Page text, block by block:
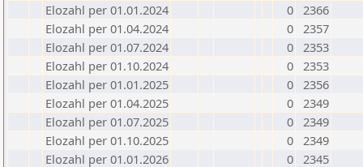
Elozahl per 01.01.2024
0 2366
Elozahl per 01.04.2024
0 2357
Elozahl per 01.07.2024
0 2353
Elozahl per 01.10.2024
0 2353
Elozahl per 01.01.2025
0 2356
Elozahl per 01.04.2025
0 2349
Elozahl per 01.07.2025
0 2349
Elozahl per 01.10.2025
0 2349
Elozahl per 01.01.2026
0 2345